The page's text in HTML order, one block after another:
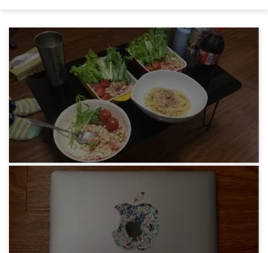
2018年総集編